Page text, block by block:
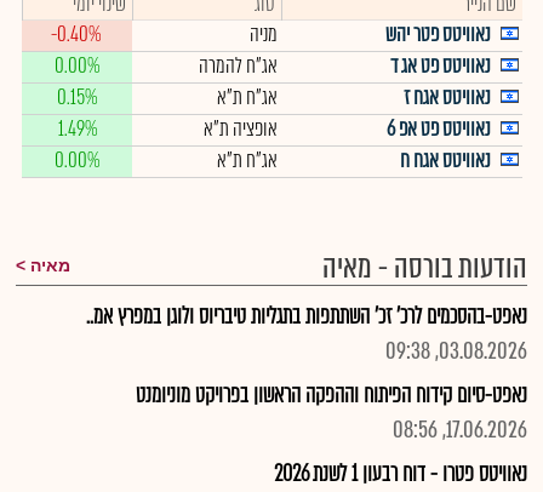
נאוויטס פטר יהש
מניה
-0.40%
נאוויטס פט אג ד
אג"ח להמרה
0.00%
נאוויטס אגח ז
אג"ח ת"א
0.15%
נאוויטס פט אפ 6
אופציה ת"א
1.49%
נאוויטס אגח ח
אג"ח ת"א 0.00%
הודעות בורסה - מאיה מאיה
נאפט-בהסכמים לרכ' זכ' השתתפות בתגליות טיבריוס ולוגן במפרץ אמ..
03.08.2026, 09:38
נאפט-סיום קידוח הפיתוח וההפקה הראשון בפרויקט מוניומנט
17.06.2026, 08:56
נאוויטס פטרו - דוח רבעון 1 לשנת 2026